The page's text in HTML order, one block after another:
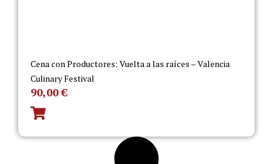
Cena con Productores: Vuelta a las raíces – Valencia
Culinary Festival
90,00€